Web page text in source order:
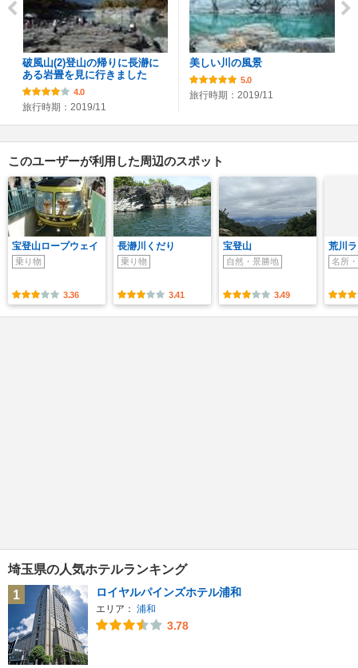
破風山(2)登山の帰りに長瀞に
ある岩畳を見に行きました
4.0
旅行時期：2019/11
美しい川の風景
5.0
旅行時期：2019/11
このユーザーが利用した周辺のスポット
宝登山ロープウェイ
乗り物
3.36
長瀞川くだり
乗り物
3.41
宝登山
自然・景勝地
3.49
荒川
名所
埼玉県の人気ホテルランキング
1
ロイヤルパインズホテル浦和
エリア： 浦和
3.78